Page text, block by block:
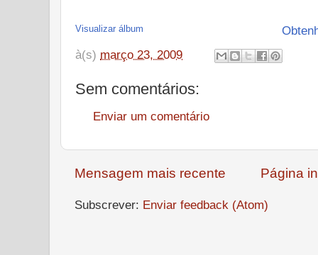
Visualizar álbum
à(s) março 23, 2009
Sem comentários:
Enviar um comentário
Mensagem mais recente Página
Subscrever: Enviar feedback (Atom)